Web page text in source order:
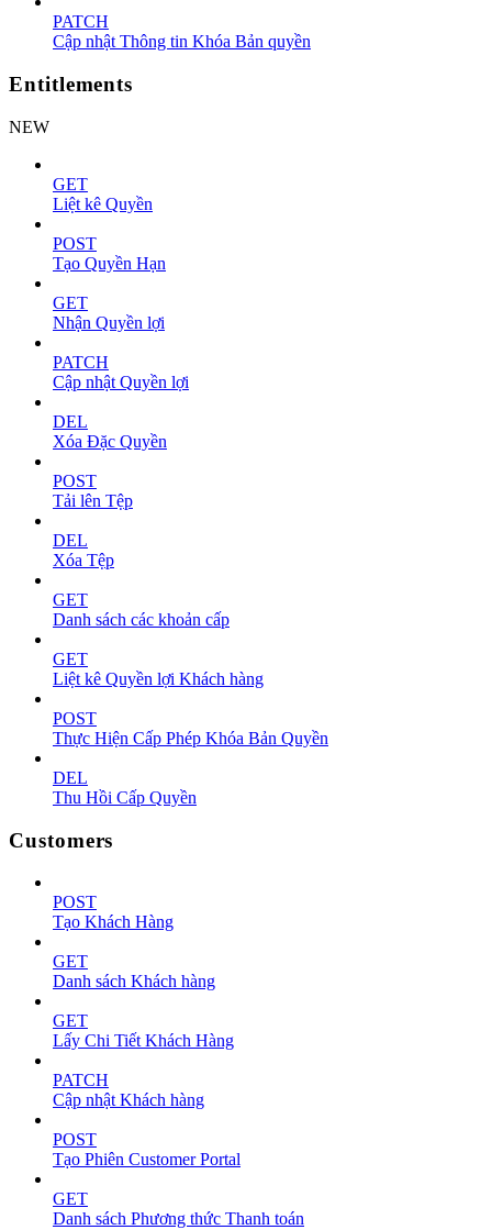
PATCH
Cập nhật Thông tin Khóa Bản quyền
Entitlements
NEW
GET
Liệt kê Quyền
POST
Tạo Quyền Hạn
GET
Nhận Quyền lợi
PATCH
Cập nhật Quyền lợi
DEL
Xóa Đặc Quyền
POST
Tải lên Tệp
DEL
Xóa Tệp
GET
Danh sách các khoản cấp
GET
Liệt kê Quyền lợi Khách hàng
POST
Thực Hiện Cấp Phép Khóa Bản Quyền
DEL
Thu Hồi Cấp Quyền
Customers
POST
Tạo Khách Hàng
GET
Danh sách Khách hàng
GET
Lấy Chi Tiết Khách Hàng
PATCH
Cập nhật Khách hàng
POST
Tạo Phiên Customer Portal
GET
Danh sách Phương thức Thanh toán